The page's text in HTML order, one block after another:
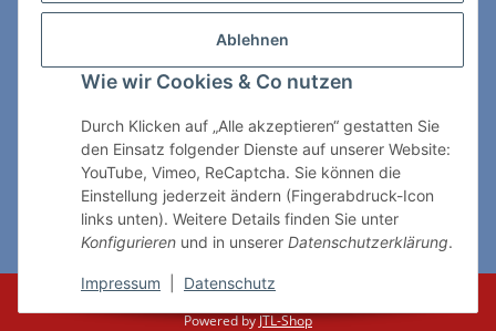
Ablehnen
Wie wir Cookies & Co nutzen
Durch Klicken auf „Alle akzeptieren“ gestatten Sie
den Einsatz folgender Dienste auf unserer Website:
YouTube, Vimeo, ReCaptcha. Sie können die
Einstellung jederzeit ändern (Fingerabdruck-Icon
links unten). Weitere Details finden Sie unter
Konfigurieren und in unserer Datenschutzerklärung.
Impressum Datenschutz
ChessWare Schachversand
89264 Weissenhorn
Telefon: 0 7309 / 7999
shop@chessware.de
* Alle Preise inkl. gesetzlicher USt., zzgl.Versand
Powered byJTL-Shop